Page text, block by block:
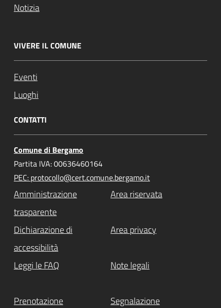
Notizia
VIVERE IL COMUNE
Eventi
Luoghi
CONTATTI
Comune di Bergamo
Partita IVA: 00636460164
PEC: protocollo@cert.comune.bergamo.it
Amministrazione
trasparente
Area riservata
Dichiarazione di
accessibilità
Area privacy
Leggi le FAQ Note legali
Prenotazione Segnalazione